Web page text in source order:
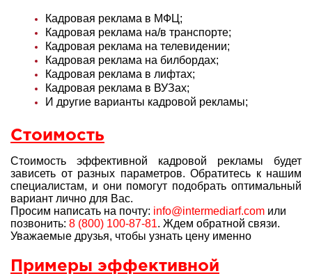
Кадровая реклама в МФЦ;
Кадровая реклама на/в транспорте;
Кадровая реклама на телевидении;
Кадровая реклама на билбордах;
Кадровая реклама в лифтах;
Кадровая реклама в ВУЗах;
И другие варианты кадровой рекламы;
Стоимость
Стоимость эффективной кадровой рекламы будет
зависеть от разных параметров. Обратитесь к нашим
специалистам, и они помогут подобрать оптимальный
вариант лично для Вас.
Просим написать на почту: info@intermediarf.com или
позвонить: 8 (800) 100-87-81. Ждем обратной связи.
Уважаемые друзья, чтобы узнать цену именно
Примеры эффективной